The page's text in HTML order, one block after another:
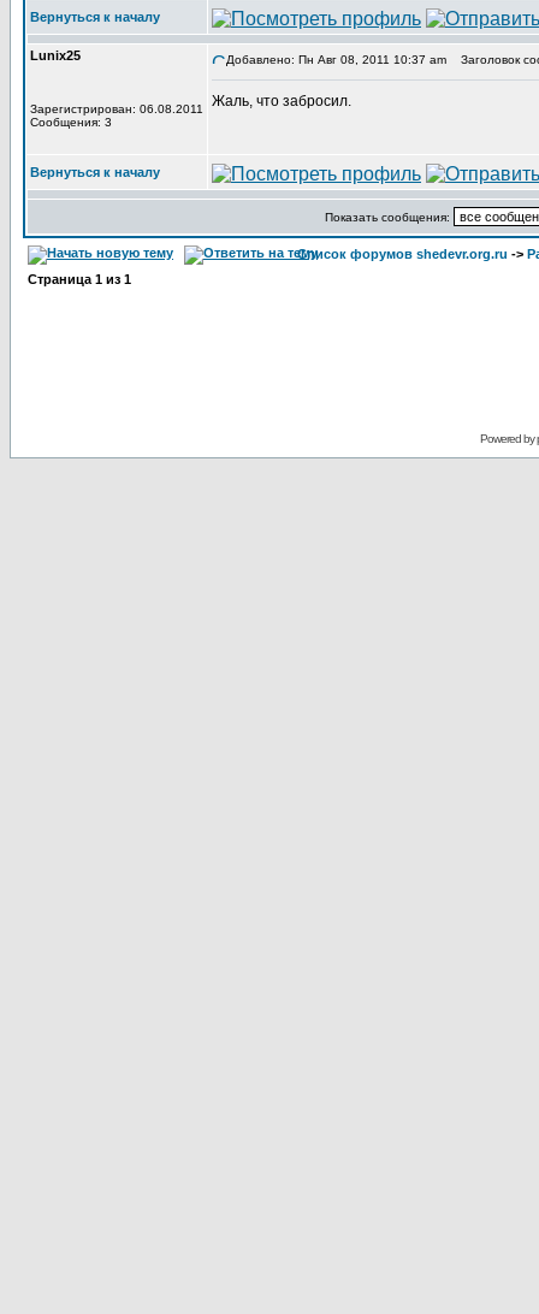
Вернуться к началу
Lunix25
Зарегистрирован: 06.08.2011
Сообщения: 3
Добавлено: Пн Авг 08, 2011 10:37 am Заголовок
Жаль, что забросил.
Вернуться к началу
Показать сообщения:
Список форумов shedevr.org.ru ->
Страница 1 из 1
Powered by